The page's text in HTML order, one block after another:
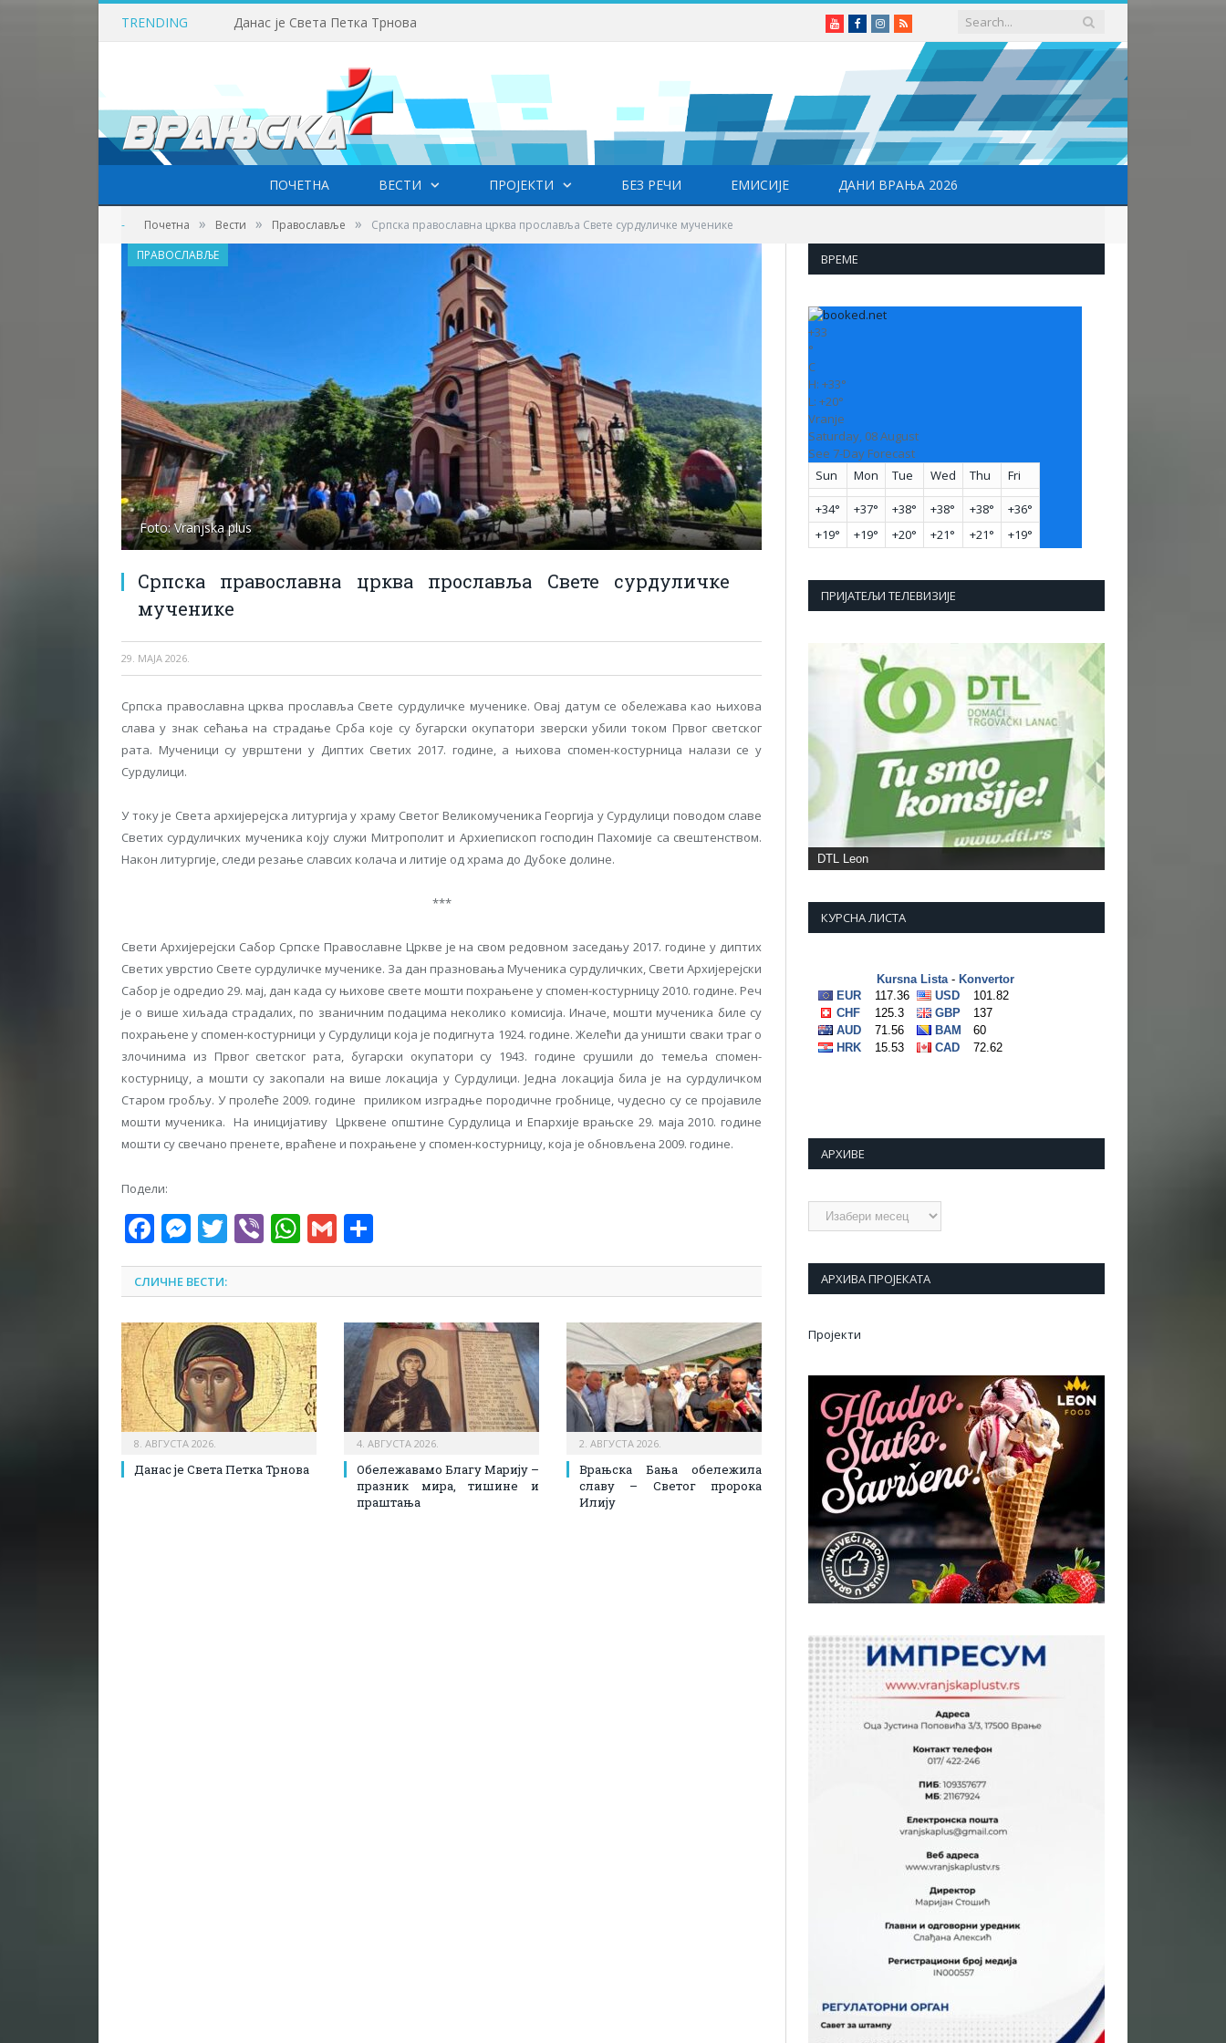
TRENDING Данас је Света Петка Трнова YoutubeFacebookInstagram
RSS
ПОЧЕТНА ВЕСТИ ПРОЈЕКТИ БЕЗ РЕЧИ ЕМИСИЈЕ ДАНИ ВРАЊА 2026
- Почетна » Вести » Православље » Српска православна црква прославља Свете сурдуличке мученике
Foto: Vranjska plus
Српска православна црква прославља Свете сурдуличке
мученике
29. МАЈА 2026.
ПРАВОСЛАВЉЕ
Српска православна црква прославља Свете сурдуличке мученике. Овај датум се обележава као њихова
слава у знак сећања на страдање Срба које су бугарски окупатори зверски убили током Првог светског
рата. Мученици су уврштени у Диптих Светих 2017. године, а њихова спомен-костурница налази се у
Сурдулици.
У току је Света архијерејска литургија у храму Светог Великомученика Георгија у Сурдулици поводом славе
Светих сурдуличких мученика коју служи Митрополит и Архиепископ господин Пахомије са свештенством.
Након литургије, следи резање славсих колача и литије од храма до Дубоке долине.
***
Свети Архиjереjски Сабор Српске Православне Цркве jе на свом редовном заседању 2017. године у диптих
Светих уврстио Свете сурдуличке мученике. За дан празновања Мученика сурдуличких, Свети Архиjереjски
Сабор jе одредио 29. маj, дан када су њихове свете мошти похрањене у спомен-костурницу 2010. године. Реч
jе о више хиљада страдалих, по званичним подацима неколико комисиjа. Иначе, мошти мученика биле су
похрањене у спомен-костурници у Сурдулици коjа jе подигнута 1924. године. Желећи да уништи сваки траг о
злочинима из Првог светског рата, бугарски окупатори су 1943. године срушили до темеља спомен-
костурницу, а мошти су закопали на више локациjа у Сурдулици. Jедна локациjа била jе на сурдуличком
Старом гробљу. У пролеће 2009. године приликом изградње породичне гробнице, чудесно су се проjавиле
мошти мученика. На инициjативу Црквене општине Сурдулица и Епархиjе врањске 29. маjа 2010. године
мошти су свечано пренете, враћене и похрањене у спомен-костурницу, коjа jе обновљена 2009. године.
Подели:
Facebook
Messenger
Twitter
ViberWhatsApp
Gmail
СЛИЧНЕ ВЕСТИ:
8. АВГУСТА 2026.
Данас је Света Петка Трнова
4. АВГУСТА 2026.
Обележавамо Благу Марију –
празник мира, тишине и
праштања
2. АВГУСТА 2026.
Врањска Бања обележила
славу – Светог пророка
Илију
ВРЕМЕ
+33
°
C
H: +33°
L: +20°
Vranje
Saturday, 08 August
See 7-Day Forecast
Sun
Mon Tue Wed Thu Fri
+34° +37° +38° +38° +38° +36°
+19° +19° +20° +21° +21° +19°
ПРИЈАТЕЉИ ТЕЛЕВИЗИЈЕ
DTL Leon
КУРСНА ЛИСТА
АРХИВЕ
Архиве
АРХИВА ПРОЈЕКАТА
Пројекти